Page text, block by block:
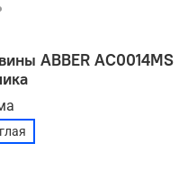
ABBER AC0014MS